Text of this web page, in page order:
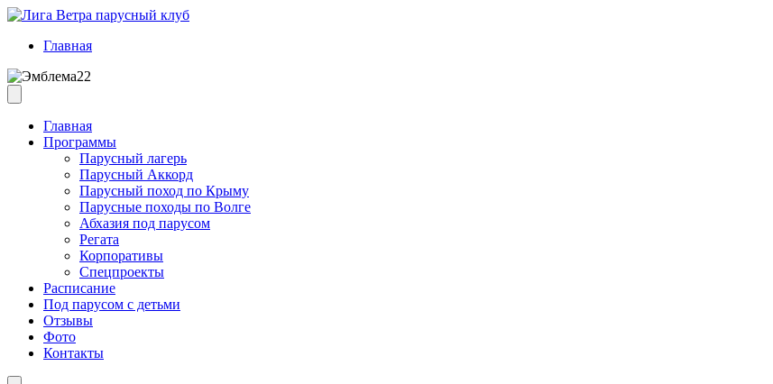
Главная
Главная
Программы
Парусный лагерь
Парусный Аккорд
Парусный поход по Крыму
Парусные походы по Волге
Абхазия под парусом
Регата
Корпоративы
Спецпроекты
Расписание
Под парусом с детьми
Отзывы
Фото
Контакты